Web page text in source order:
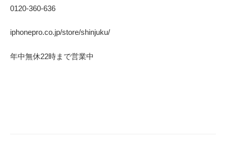
0120-360-636
iphonepro.co.jp/store/shinjuku/
年中無休22時まで営業中